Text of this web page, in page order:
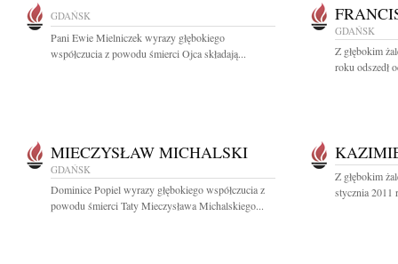
GDAŃSK
Pani Ewie Mielniczek wyrazy głębokiego
współczucia z powodu śmierci Ojca składają...
GDAŃSK
Z głębokim
roku odszedł
MIECZYSŁAW MICHALSKI
GDAŃSK
Dominice Popiel wyrazy głębokiego współczucia z
powodu śmierci Taty Mieczysława Michalskiego...
Z głębokim
stycznia 2011